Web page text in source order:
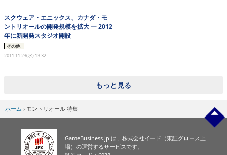
スクウェア・エニックス、カナダ・モ
ントリオールの開発規模を拡大 ― 2012
年に新開発スタジオ開設
その他
2011.11.23(水) 13:32
もっと見る
ホーム › モントリオール 特集
GameBusiness.jp は、株式会社イード（東証グロース上
場）の運営するサービスです。